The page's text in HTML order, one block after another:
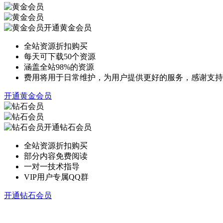
开通黄金会员
全站资源折扣购买
每天可下载50个资源
涵盖全站98%的资源
费用将用于日常维护，为用户提供更好的服务，感谢支持
开通黄金会员
开通钻石会员
全站资源折扣购买
部分内容免费阅读
一对一技术指导
VIP用户专属QQ群
开通钻石会员